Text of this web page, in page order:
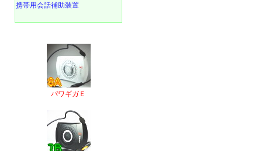
携帯用会話補助装置
パワギガＥ